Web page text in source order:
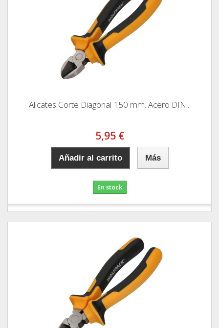
Alicates Corte Diagonal 150 mm. Acero DIN...
5,95 €
Añadir al carrito Más
En stock